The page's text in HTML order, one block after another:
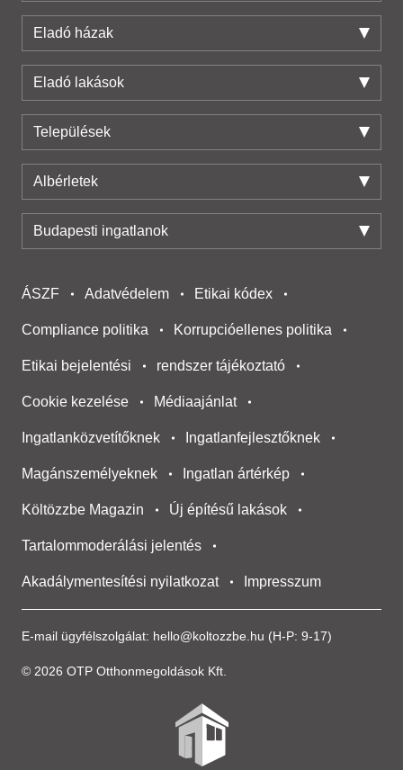
Eladó házak
Eladó lakások
Települések
Albérletek
Budapesti ingatlanok
E-mail ügyfélszolgálat: hello@koltozzbe.hu (H-P: 9-17)
© 2026 OTP Otthonmegoldások Kft.
ÁSZF Adatvédelem Etikai kódex
Compliance politika Korrupcióellenes politika
Etikai bejelentési rendszer tájékoztató
Cookie kezelése Médiaajánlat
Ingatlanközvetítőknek Ingatlanfejlesztőknek
Magánszemélyeknek Ingatlan ártérkép
Költözzbe Magazin Új építésű lakások
Tartalommoderálási jelentés
Akadálymentesítési nyilatkozat Impresszum